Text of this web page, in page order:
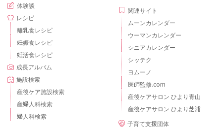
体験談
レシピ
離乳食レシピ
妊娠食レシピ
妊活食レシピ
成長アルバム
施設検索
産後ケア施設検索
産婦人科検索
婦人科検索
関連サイト
ムーンカレンダー
ウーマンカレンダー
シニアカレンダー
シッテク
ヨムーノ
医師監修.com
産後ケアサロン ひより青山
産後ケアサロン ひより芝浦
子育て支援団体